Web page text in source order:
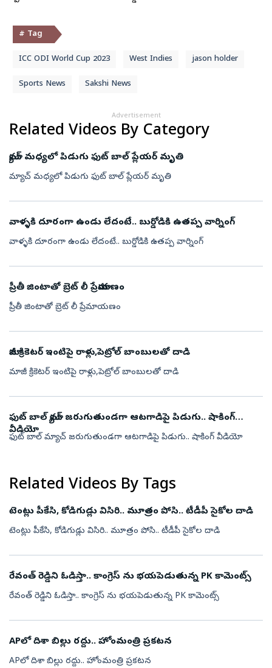
# Tag
ICC ODI World Cup 2023 West Indies jason holder
Sports News Sakshi News
Advertisement
Related Videos By Category
మ్యాచ్ మధ్యలో పిడుగు ఫుట్ బాల్ ప్లేయర్ మృతి
మ్యాచ్ మధ్యలో పిడుగు ఫుట్ బాల్ ప్లేయర్ మృతి
వాళ్ళకి దూరంగా ఉండు లేదంటే.. బుర్డోడికి ఉతప్ప వార్నింగ్
వాళ్ళకి దూరంగా ఉండు లేదంటే.. బుర్డోడికి ఉతప్ప వార్నింగ్
ప్రీతీ జింటాతో బ్రెట్ లీ ప్రేమాయణం
ప్రీతీ జింటాతో బ్రెట్ లీ ప్రేమాయణం
మాజీ క్రికెటర్ ఇంటిపై రాళ్లు,పెట్రోల్ బాంబులతో దాడి
మాజీ క్రికెటర్ ఇంటిపై రాళ్లు,పెట్రోల్ బాంబులతో దాడి
ఫుట్ బాల్ మ్యాచ్ జరుగుతుండగా ఆటగాడిపై పిడుగు.. షాకింగ్
వీడియో
ఫుట్ బాల్ మ్యాచ్ జరుగుతుండగా ఆటగాడిపై పిడుగు.. షాకింగ్ వీడియో
Related Videos By Tags
టెంట్లు పీకేసి, కోడిగుడ్లు విసిరి.. మూత్రం పోసి.. టీడీపీ సైకోల దాడి
టెంట్లు పీకేసి, కోడిగుడ్లు విసిరి.. మూత్రం పోసి.. టీడీపీ సైకోల దాడి
రేవంత్ రెడ్డిని ఓడిస్తా.. కాంగ్రెస్ ను భయపెడుతున్న PK కామెంట్స్
రేవంత్ రెడ్డిని ఓడిస్తా.. కాంగ్రెస్ ను భయపెడుతున్న PK కామెంట్స్
APలో దిశా బిల్లు రద్దు.. హోంమంత్రి ప్రకటన
APలో దిశా బిల్లు రద్దు.. హోంమంత్రి ప్రకటన